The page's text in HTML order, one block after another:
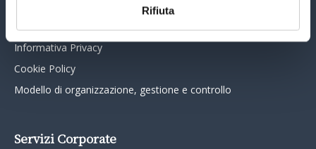
Rifiuta
Collabora con noi
Informativa Privacy
Cookie Policy
Modello di organizzazione, gestione e controllo
Servizi Corporate